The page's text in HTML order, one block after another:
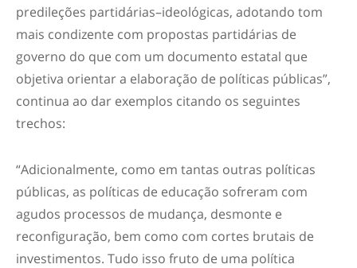
predileções partidárias–ideológicas, adotando tom
mais condizente com propostas partidárias de
governo do que com um documento estatal que
objetiva orientar a elaboração de políticas públicas”,
continua ao dar exemplos citando os seguintes
trechos:
“Adicionalmente, como em tantas outras políticas
públicas, as políticas de educação sofreram com
agudos processos de mudança, desmonte e
reconfiguração, bem como com cortes brutais de
investimentos. Tudo isso fruto de uma política